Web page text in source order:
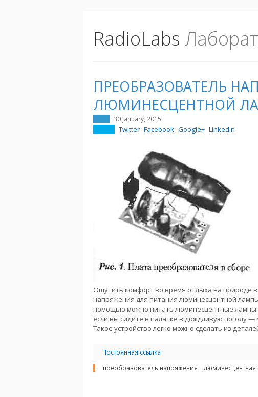
RadioLabs
ПРЕОБРАЗОВАТЕЛЬ
ЛЮМИНЕСЦЕНТНОЙ
30 January, 2015
Twitter Facebook Google+ Linkedin
Ощутить комфорт во время отдыха на природе
напряжения для питания люминесцентной
помощью можно питать люминесцентные лампы
если вы сидите в палатке в дождливую погоду
Такое устройство легко можно сделать из
Постоянная ссылка
преобразователь напряжения
люминесцентная